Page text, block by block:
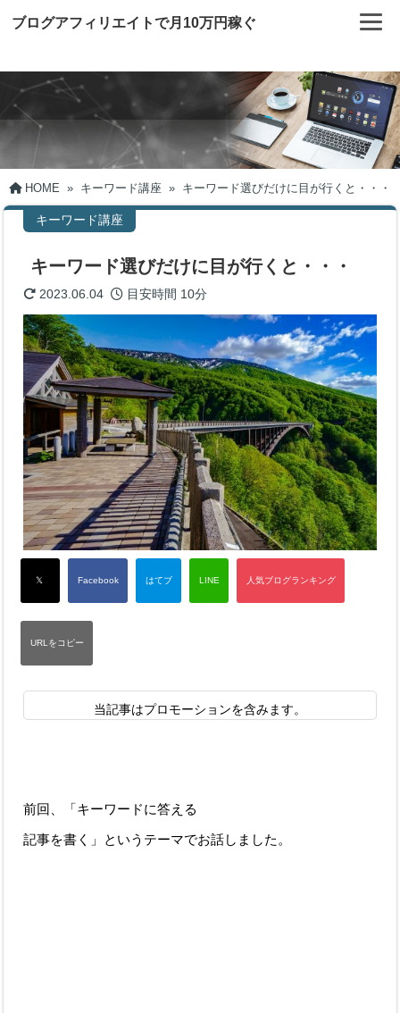
ブログアフィリエイトで月10万円稼ぐ
HOME » キーワード講座 » キーワード選びだけに目が行くと・・・
キーワード講座
キーワード選びだけに目が行くと・・・
2023.06.04 目安時間 10分
当記事はプロモーションを含みます。
前回、「キーワードに答える
記事を書く」というテーマでお話しました。